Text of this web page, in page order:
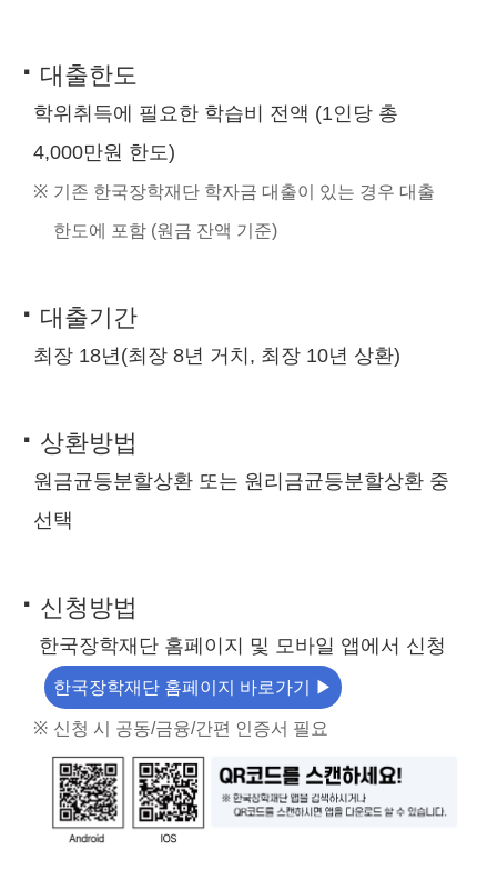
· 대출한도
학위취득에 필요한 학습비 전액 (1인당 총
4,000만원 한도)
※ 기존 한국장학재단 학자금 대출이 있는 경우 대출
한도에 포함 (원금 잔액 기준)
· 대출기간
최장 18년(최장 8년 거치, 최장 10년 상환)
· 상환방법
원금균등분할상환 또는 원리금균등분할상환 중
선택
· 신청방법
한국장학재단 홈페이지 및 모바일 앱에서 신청
한국장학재단 홈페이지 바로가기 ▶
※ 신청 시 공동/금융/간편 인증서 필요